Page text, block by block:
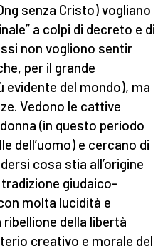
senza Cristo) vogliano
a colpi di decreto e di
non vogliono sentir
per il grande
evidente del mondo), ma
Vedono le cattive
(in questo periodo
dell’uomo) e cercano di
cosa stia all’origine
giudaico-
molta lucidità e
della libertà
creativo e morale del